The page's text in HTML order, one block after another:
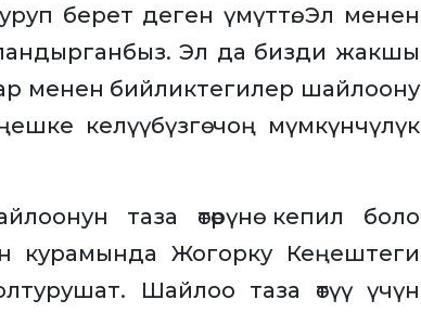
берет деген үмүттө. Эл менен
Эл да бизди жакшы
менен бийликтегилер шайлоону
келүүбүзгө чоң мүмкүнчүлүк
таза өтөрүнө кепил боло
курамында Жогорку Кеңештеги
Шайлоо таза өтүү үчүн